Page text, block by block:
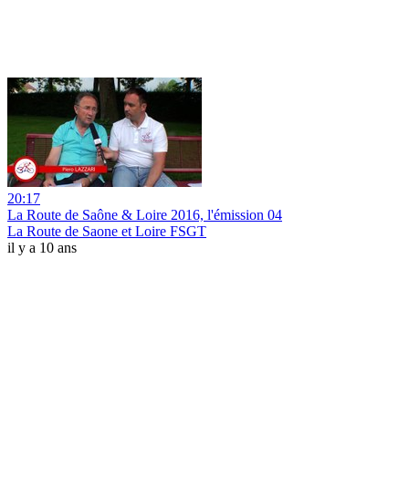
20:17
La Route de Saône & Loire 2016, l'émission 04
La Route de Saone et Loire FSGT
il y a 10 ans